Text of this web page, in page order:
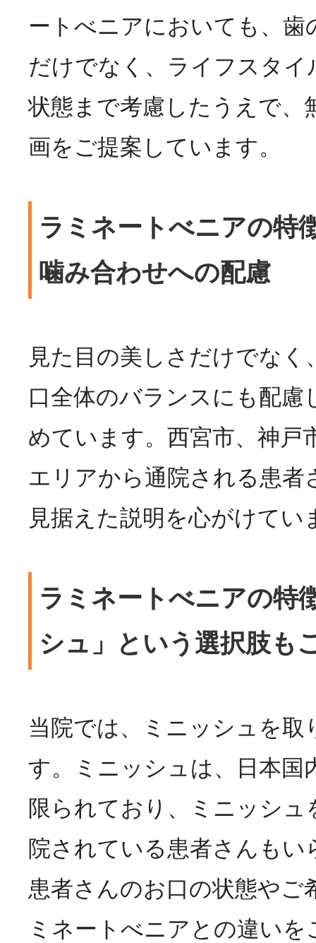
ートべニアにおいても、歯
だけでなく、ライフスタイ
状態まで考慮したうえで、
画をご提案しています。
ラミネートべニアの特
噛み合わせへの配慮
見た目の美しさだけでなく
口全体のバランスにも配慮
めています。西宮市、神戸
エリアから通院される患者
見据えた説明を心がけてい
ラミネートべニアの特
シュ」という選択肢も
当院では、ミニッシュを取
す。ミニッシュは、日本国
限られており、ミニッシュ
院されている患者さんもい
患者さんのお口の状態やご
ミネートべニアとの違い